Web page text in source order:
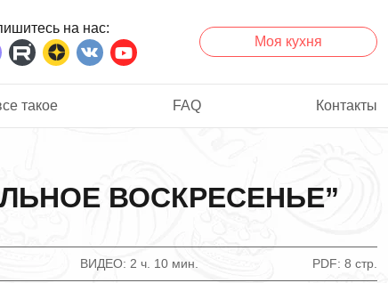
на нас
Моя кухня
такое FAQ Контакты
ВОСКРЕСЕНЬЕ”
ВИДЕО 2 ч. 10 мин. PDF 8 стр.